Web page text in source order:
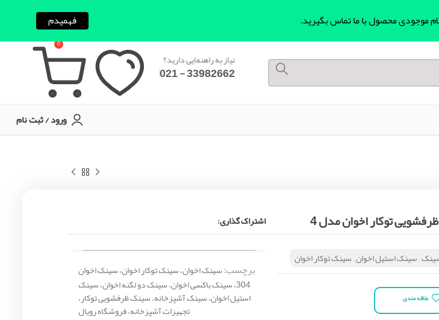
نیاز به راهنمایی دارید؟
33982662 - 021
0
ورود / ثبت نام
توکار اخوان مدل 4 اشتراک گذاری:
,سینک استیل اخوان,سینک توکار اخوان
علاقه مندی
برچسب:سینک اخوان، سینک توکار اخوان، سینک اخوان
304، سینک باکسی اخوان، سینک دو لگنه اخوان، سینک
استیل اخوان، سینک آشپزخانه، سینک ظرفشویی توکار،
تجهیزات آشپزخانه، فروشگاه رویال
موجودی محصول با ما تماس بگیرید. فهمیدم